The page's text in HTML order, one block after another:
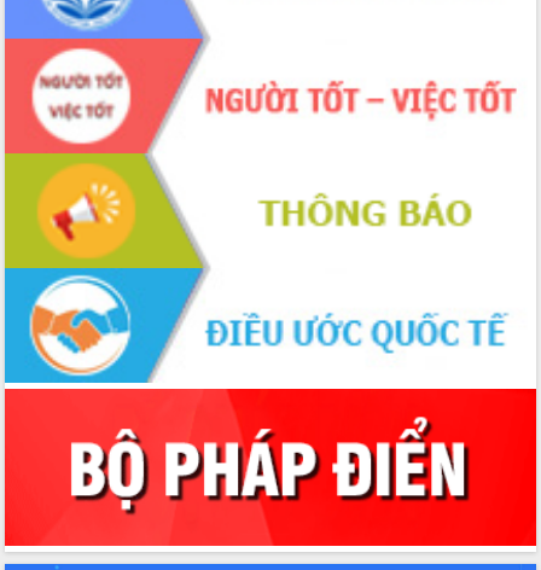
Đắk Lắk phát động hưởng ứng Ngày
Quyền của người tiêu dùng Việt Nam
2026
Đẩy mạnh cải cách hành chính, quyết
tâm đạt được mục tiêu tăng trưởng
hai con số trong năm 2026
Tổ chức trang trọng Lễ hội Đền thờ
Lương Văn Chánh năm 2026
Phó Bí thư Tỉnh ủy Đắk Lắk Đỗ Hữu
Huy giữ chức Bí thư Đảng ủy Ủy Ban
Nhân dân tỉnh
Bệnh án điện tử thúc đẩy chuyển đổi
số y tế tại Đắk Lắk
Chuyển đổi số thư viện: Mở rộng
không gian tri thức trong thời đại số
Đánh giá, rút kinh nghiệm công tác tổ
chức diễn tập trước ngày bầu cử
Chương trình “Gặp gỡ hữu nghị –
Friendship Meeting New Year 2026”
Lắk gửi gắm niềm tin, kỳ vọng vào lá